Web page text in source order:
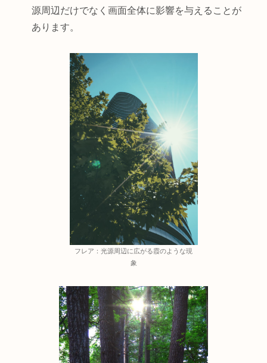
源周辺だけでなく画面全体に影響を与えることが
あります。
フレア：光源周辺に広がる霞のような現
象